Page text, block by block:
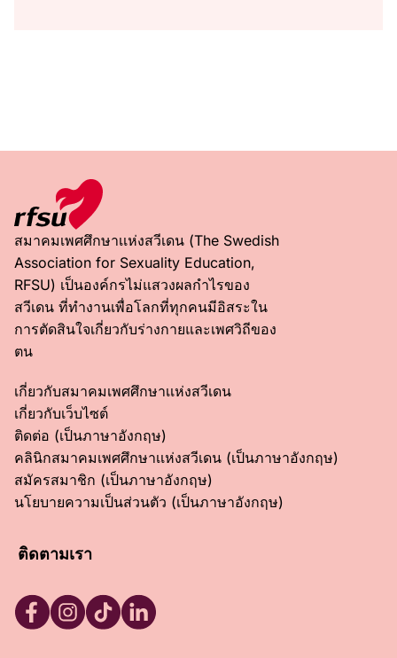
สมาคมเพศศึกษาเเห่งสวีเดน (The Swedish
Association for Sexuality Education,
RFSU) เป็นองค์กรไม่แสวงผลกำไรของ
สวีเดน ที่ทำงานเพื่อโลกที่ทุกคนมีอิสระใน
การตัดสินใจเกี่ยวกับร่างกายและเพศวิถีของ
ตน
เกี่ยวกับสมาคมเพศศึกษาเเห่งสวีเดน
เกี่ยวกับเว็บไซต์
ติดต่อ (เป็นภาษาอังกฤษ)
คลินิกสมาคมเพศศึกษาเเห่งสวีเดน (เป็นภาษาอังกฤษ)
สมัครสมาชิก (เป็นภาษาอังกฤษ)
นโยบายความเป็นส่วนตัว (เป็นภาษาอังกฤษ)
ติดตามเรา